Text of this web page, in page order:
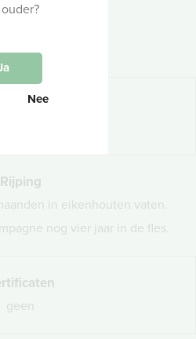
Alcohol
Rijping
in eikenhouten vaten.
nog vier jaar in de fles.
geen
ouder?
Nee